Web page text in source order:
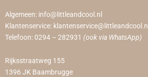
Algemeen: info@littleandcool.nl
Klantenservice: klantenservice@littleandcool.nl
Telefoon: 0294 – 282931 (ook via WhatsApp)
Rijksstraatweg 155
1396 JK Baambrugge